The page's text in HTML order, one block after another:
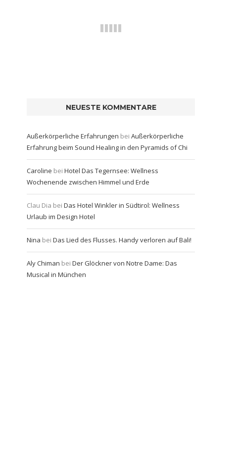
NEUESTE KOMMENTARE
Außerkörperliche Erfahrungen bei Außerkörperliche
Erfahrung beim Sound Healing in den Pyramids of Chi
Caroline bei Hotel Das Tegernsee: Wellness
Wochenende zwischen Himmel und Erde
Clau Dia bei Das Hotel Winkler in Südtirol: Wellness
Urlaub im Design Hotel
Nina bei Das Lied des Flusses. Handy verloren auf Bali!
Aly Chiman bei Der Glöckner von Notre Dame: Das
Musical in München